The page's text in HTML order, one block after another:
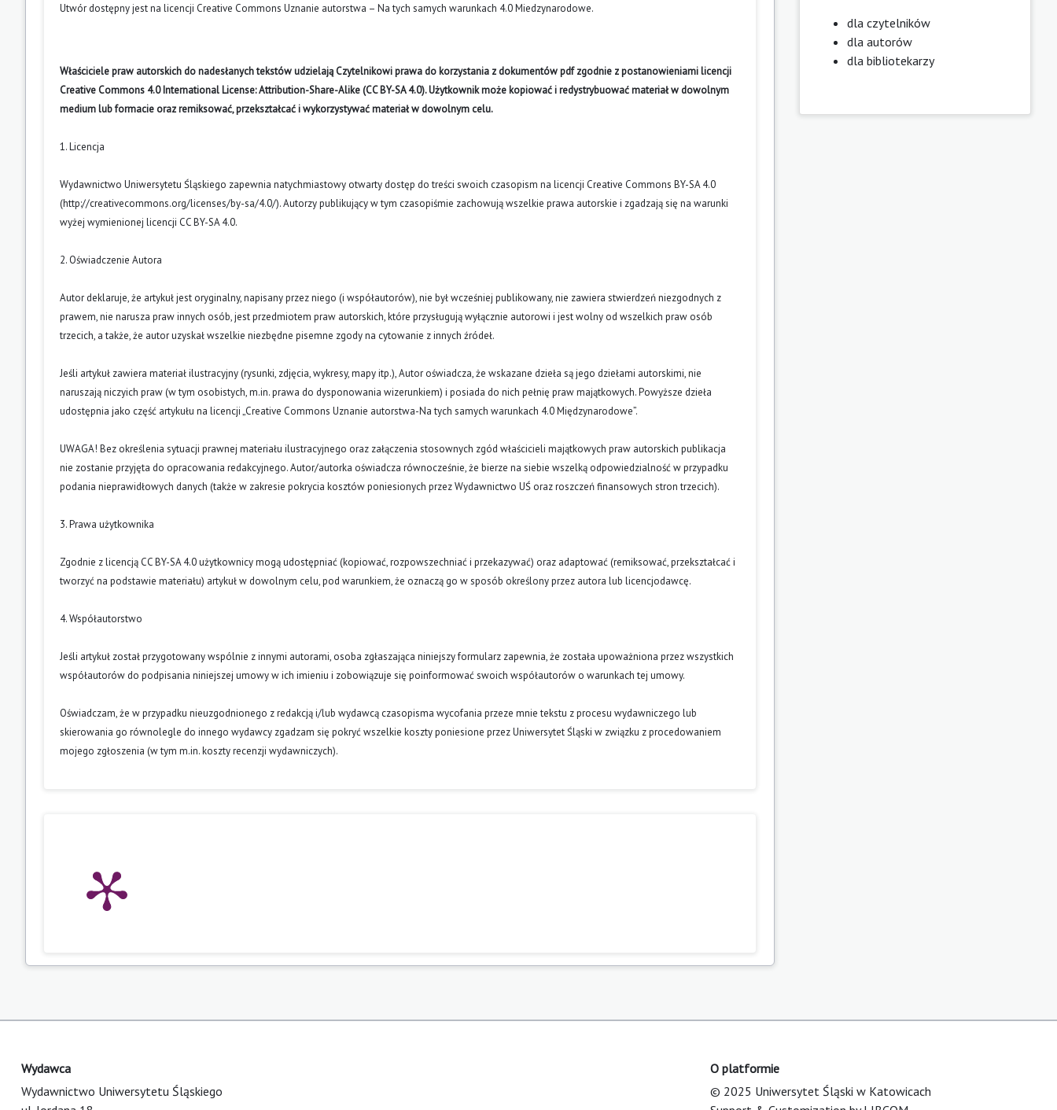
Utwór dostępny jest na licencji Creative Commons Uznanie autorstwa – Na tych samych warunkach 4.0 Miedzynarodowe.
Właściciele praw autorskich do nadesłanych tekstów udzielają Czytelnikowi prawa do korzystania z dokumentów pdf zgodnie z postanowieniami licencji
Creative Commons 4.0 International License: Attribution-Share-Alike (CC BY-SA 4.0). Użytkownik może kopiować i redystrybuować materiał w dowolnym
medium lub formacie oraz remiksować, przekształcać i wykorzystywać materiał w dowolnym celu.
1. Licencja
Wydawnictwo Uniwersytetu Śląskiego zapewnia natychmiastowy otwarty dostęp do treści swoich czasopism na licencji Creative Commons BY-SA 4.0
(http://creativecommons.org/licenses/by-sa/4.0/). Autorzy publikujący w tym czasopiśmie zachowują wszelkie prawa autorskie i zgadzają się na warunki
wyżej wymienionej licencji CC BY-SA 4.0.
2. Oświadczenie Autora
Autor deklaruje, że artykuł jest oryginalny, napisany przez niego (i współautorów), nie był wcześniej publikowany, nie zawiera stwierdzeń niezgodnych z
prawem, nie narusza praw innych osób, jest przedmiotem praw autorskich, które przysługują wyłącznie autorowi i jest wolny od wszelkich praw osób
trzecich, a także, że autor uzyskał wszelkie niezbędne pisemne zgody na cytowanie z innych źródeł.
Jeśli artykuł zawiera materiał ilustracyjny (rysunki, zdjęcia, wykresy, mapy itp.), Autor oświadcza, że wskazane dzieła są jego dziełami autorskimi, nie
naruszają niczyich praw (w tym osobistych, m.in. prawa do dysponowania wizerunkiem) i posiada do nich pełnię praw majątkowych. Powyższe dzieła
udostępnia jako część artykułu na licencji „Creative Commons Uznanie autorstwa-Na tych samych warunkach 4.0 Międzynarodowe”.
UWAGA! Bez określenia sytuacji prawnej materiału ilustracyjnego oraz załączenia stosownych zgód właścicieli majątkowych praw autorskich publikacja
nie zostanie przyjęta do opracowania redakcyjnego. Autor/autorka oświadcza równocześnie, że bierze na siebie wszelką odpowiedzialność w przypadku
podania nieprawidłowych danych (także w zakresie pokrycia kosztów poniesionych przez Wydawnictwo UŚ oraz roszczeń finansowych stron trzecich).
3. Prawa użytkownika
Zgodnie z licencją CC BY-SA 4.0 użytkownicy mogą udostępniać (kopiować, rozpowszechniać i przekazywać) oraz adaptować (remiksować, przekształcać i
tworzyć na podstawie materiału) artykuł w dowolnym celu, pod warunkiem, że oznaczą go w sposób określony przez autora lub licencjodawcę.
4. Współautorstwo
Jeśli artykuł został przygotowany wspólnie z innymi autorami, osoba zgłaszająca niniejszy formularz zapewnia, że została upoważniona przez wszystkich
współautorów do podpisania niniejszej umowy w ich imieniu i zobowiązuje się poinformować swoich współautorów o warunkach tej umowy.
Oświadczam, że w przypadku nieuzgodnionego z redakcją i/lub wydawcą czasopisma wycofania przeze mnie tekstu z procesu wydawniczego lub
skierowania go równolegle do innego wydawcy zgadzam się pokryć wszelkie koszty poniesione przez Uniwersytet Śląski w związku z procedowaniem
mojego zgłoszenia (w tym m.in. koszty recenzji wydawniczych).
dla czytelników
dla autorów
dla bibliotekarzy
Wydawca
Wydawnictwo Uniwersytetu Śląskiego
O platformie
© 2025 Uniwersytet Śląski w Katowicach